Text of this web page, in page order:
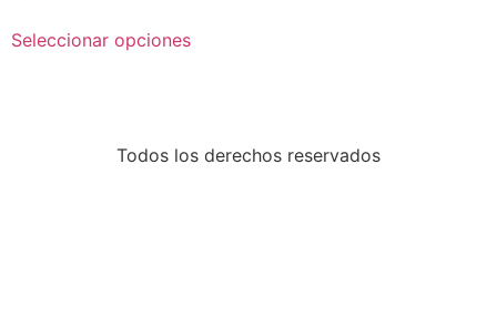
Seleccionar opciones
Todos los derechos reservados